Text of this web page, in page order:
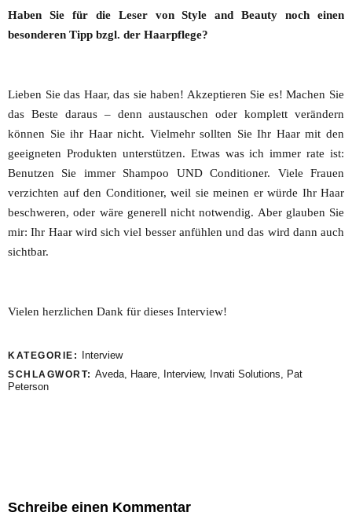
Haben Sie für die Leser von Style and Beauty noch einen
besonderen Tipp bzgl. der Haarpflege?
Lieben Sie das Haar, das sie haben! Akzeptieren Sie es! Machen Sie
das Beste daraus – denn austauschen oder komplett verändern
können Sie ihr Haar nicht. Vielmehr sollten Sie Ihr Haar mit den
geeigneten Produkten unterstützen. Etwas was ich immer rate ist:
Benutzen Sie immer Shampoo UND Conditioner. Viele Frauen
verzichten auf den Conditioner, weil sie meinen er würde Ihr Haar
beschweren, oder wäre generell nicht notwendig. Aber glauben Sie
mir: Ihr Haar wird sich viel besser anfühlen und das wird dann auch
sichtbar.
Vielen herzlichen Dank für dieses Interview!
KATEGORIE: Interview
SCHLAGWORT: Aveda Haare Interview, Invati Solutions
Pat
Peterson
Schreibe einen Kommentar